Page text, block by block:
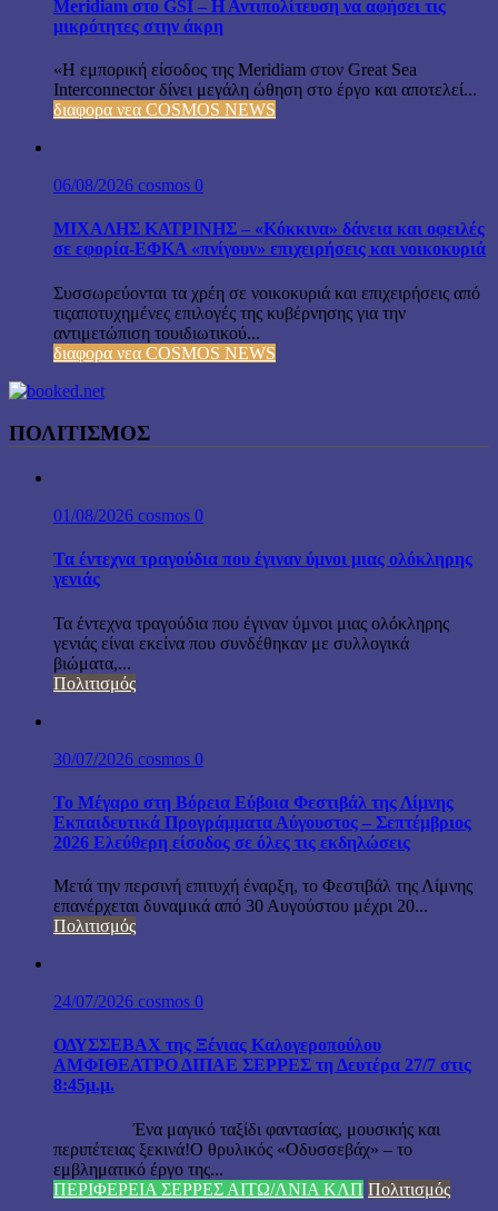
Meridiam στο GSI – Η Αντιπολίτευση να αφήσει τις
μικρότητες στην άκρη
«Η εμπορική είσοδος της Meridiam στον Great Sea
Interconnector δίνει μεγάλη ώθηση στο έργο και αποτελεί...
διαφορα νεα COSMOS NEWS
06/08/2026 cosmos 0
ΜΙΧΑΛΗΣ ΚΑΤΡΙΝΗΣ – «Κόκκινα» δάνεια και οφειλές
σε εφορία-ΕΦΚΑ «πνίγουν» επιχειρήσεις και νοικοκυριά
Συσσωρεύονται τα χρέη σε νοικοκυριά και επιχειρήσεις από
τιςαποτυχημένες επιλογές της κυβέρνησης για την
αντιμετώπιση τουιδιωτικού...
διαφορα νεα COSMOS NEWS
ΠΟΛΙΤΙΣΜΟΣ
01/08/2026 cosmos 0
Τα έντεχνα τραγούδια που έγιναν ύμνοι μιας ολόκληρης
γενιάς
Τα έντεχνα τραγούδια που έγιναν ύμνοι μιας ολόκληρης
γενιάς είναι εκείνα που συνδέθηκαν με συλλογικά
βιώματα,...
Πολιτισμός
30/07/2026 cosmos 0
Το Μέγαρο στη Βόρεια Εύβοια Φεστιβάλ της Λίμνης
Εκπαιδευτικά Προγράμματα Αύγουστος – Σεπτέμβριος
2026 Ελεύθερη είσοδος σε όλες τις εκδηλώσεις
Μετά την περσινή επιτυχή έναρξη, το Φεστιβάλ της Λίμνης
επανέρχεται δυναμικά από 30 Αυγούστου μέχρι 20...
Πολιτισμός
24/07/2026 cosmos 0
ΟΔΥΣΣΕΒΑΧ της Ξένιας Καλογεροπούλου
ΑΜΦΙΘΕΑΤΡΟ ΔΙΠΑΕ ΣΕΡΡΕΣ τη Δευτέρα 27/7 στις
8:45μ.μ.
Ένα μαγικό ταξίδι φαντασίας, μουσικής και
περιπέτειας ξεκινά!Ο θρυλικός «Οδυσσεβάχ» – το
εμβληματικό έργο της...
ΠΕΡΙΦΕΡΕΙΑ ΣΕΡΡΕΣ ΑΙΤΩ/ΛΝΙΑ ΚΛΠ Πολιτισμός